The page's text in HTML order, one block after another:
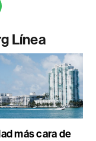
Línea
más cara de